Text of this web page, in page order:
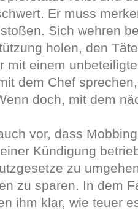
Er muss
Sich wehren
holen, den
mit einem
dem Chef
doch, mit dem
vor, dass
Kündigung
zu
zu sparen. In dem
ihm klar, wie teuer